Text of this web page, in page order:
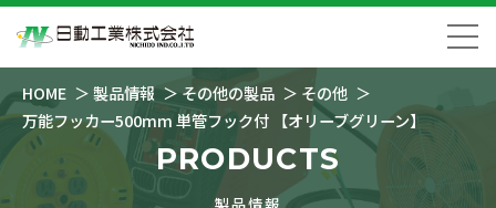
HOME 製品情報 その他の製品
その他
万能フッカー500mm 単管フック付 【オリーブグリーン】
PRODUCTS